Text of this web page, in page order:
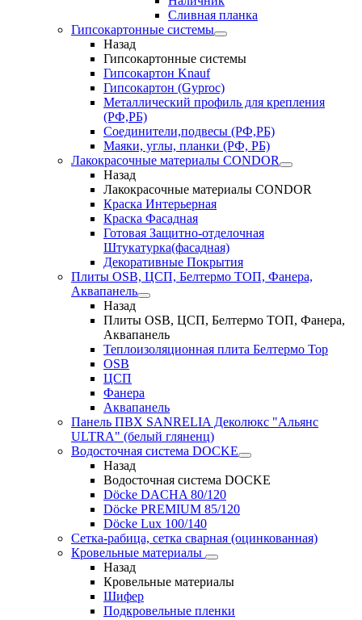
Сливная планка
Гипсокартонные системы
Назад
Гипсокартонные системы
Гипсокартон Knauf
Гипсокартон (Gyproc)
Металлический профиль для крепления
(РФ,РБ)
Соединители,подвесы (РФ,РБ)
Маяки, углы, планки (РФ, РБ)
Лакокрасочные материалы CONDOR
Назад
Лакокрасочные материалы CONDOR
Краска Интерьерная
Краска Фасадная
Готовая Защитно-отделочная
Штукатурка(фасадная)
Декоративные Покрытия
Плиты OSB, ЦСП, Белтермо ТОП, Фанера,
Аквапанель
Назад
Плиты OSB, ЦСП, Белтермо ТОП, Фанера,
Аквапанель
Теплоизоляционная плита Белтермо Top
OSB
ЦСП
Фанера
Аквапанель
Панель ПВХ SANRELIA Деколюкс "Альянс
ULTRA" (белый гляненц)
Водосточная система DOCKE
Назад
Водосточная система DOCKE
Döсkе DACHA 80/120
Döcke PREMIUM 85/120
Döсkе Luх 100/140
Сетка-рабица, сетка сварная (оцинкованная)
Кровельные материалы
Назад
Кровельные материалы
Шифер
Подкровельные пленки